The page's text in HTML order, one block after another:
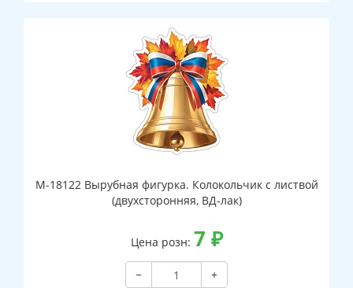
М-18122 Вырубная фигурка. Колокольчик с листвой
(двухсторонняя, ВД-лак)
Цена розн: 7 ₽
−
+